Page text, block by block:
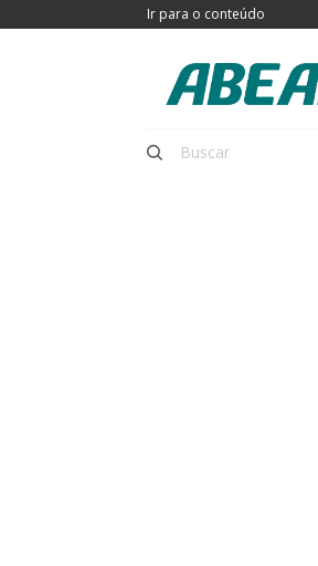
Ir para o conteúdo